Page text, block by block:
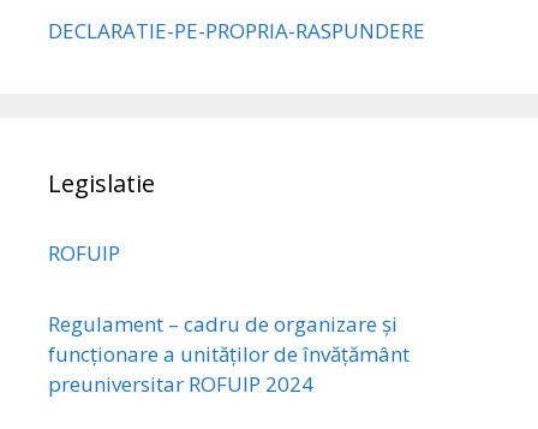
DECLARATIE-PE-PROPRIA-RASPUNDERE
Legislatie
ROFUIP
Regulament – cadru de organizare și
funcționare a unităților de învățământ
preuniversitar ROFUIP 2024